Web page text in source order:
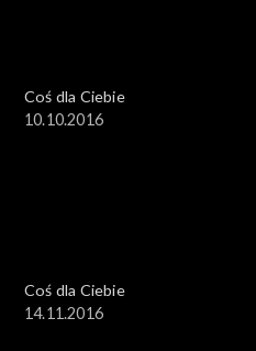
Coś dla Ciebie
10.10.2016
Coś dla Ciebie
14.11.2016